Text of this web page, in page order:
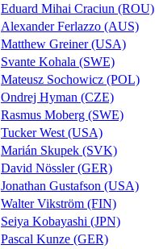
Eduard Mihai Craciun (ROU)
Alexander Ferlazzo (AUS)
Matthew Greiner (USA)
Svante Kohala (SWE)
Mateusz Sochowicz (POL)
Ondrej Hyman (CZE)
Rasmus Moberg (SWE)
Tucker West (USA)
Marián Skupek (SVK)
David Nössler (GER)
Jonathan Gustafson (USA)
Walter Vikström (FIN)
Seiya Kobayashi (JPN)
Pascal Kunze (GER)